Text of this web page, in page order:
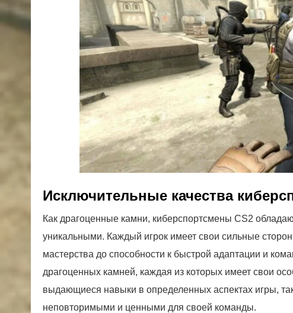
Исключительные качества
Как драгоценные камни, киберспортсмены CS2
уникальными. Каждый игрок имеет свои сильные
мастерства до способности к быстрой адаптации и
драгоценных камней, каждая из которых имеет свои
выдающиеся навыки в определенных аспектах игры,
неповторимыми и ценными для своей команды.